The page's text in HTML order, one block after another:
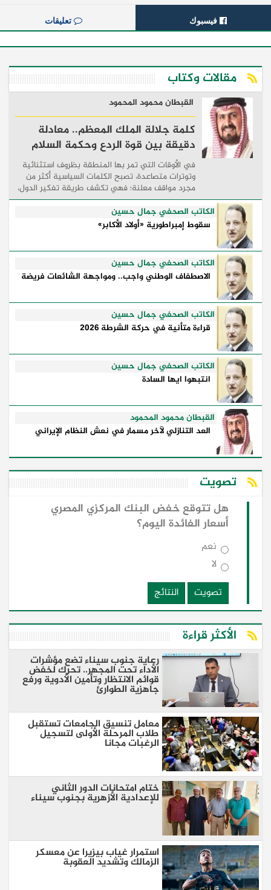
فيسبوك تعليقات
مقالات وكتاب
القبطان محمود المحمود
كلمة جلالة الملك المعظم.. معادلة
دقيقة بين قوة الردع وحكمة السلام
في الأوقات التي تمر بها المنطقة بظروف استثنائية
وتوترات متصاعدة، تصبح الكلمات السياسية أكثر من
مجرد مواقف معلنة؛ فهي تكشف طريقة تفكير الدول،
وكيفية إدارتها للأزمات، والحدود التي تفصل بين القوة
...
الكاتب الصحفي جمال حسين
سقوط إمبراطورية «أولاد الأكابر»
الكاتب الصحفي جمال حسين
الاصطفاف الوطني واجب.. ومواجهة الشائعات فريضة
الكاتب الصحفي جمال حسين
قراءة متأنية في حركة الشرطة 2026
الكاتب الصحفي جمال حسين
انتبهوا ايها السادة
القبطان محمود المحمود
العد التنازلي لآخر مسمار في نعش النظام الإيراني
تصويت
هل تتوقع خفض البنك المركزي المصري
أسعار الفائدة اليوم؟
نعم
لا
تصويت
النتائج
الأكثر قراءة
رعاية جنوب سيناء تضع مؤشرات
الأداء تحت المجهر.. تحرك لخفض
قوائم الانتظار وتأمين الأدوية ورفع
جاهزية الطوارئ
معامل تنسيق الجامعات تستقبل
طلاب المرحلة الأولى لتسجيل
الرغبات مجانا
ختام امتحانات الدور الثاني
للإعدادية الأزهرية بجنوب سيناء
استمرار غياب بيزيرا عن معسكر
الزمالك وتشديد العقوبة